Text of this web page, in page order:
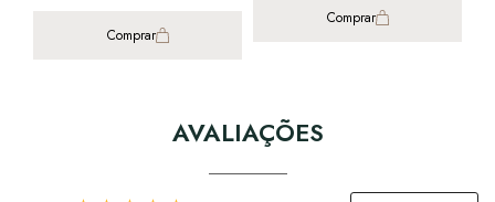
Comprar
Comprar
AVALIAÇÕES